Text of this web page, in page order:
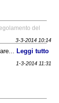
del
3-3-2014 10:14
Leggi tutto
1-3-2014 11:31